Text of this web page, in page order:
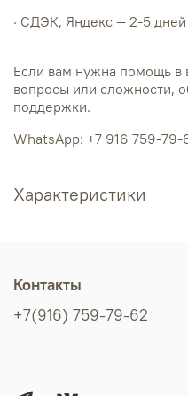
· СДЭК, Яндекс — 2-5 дней
Если вам нужна помощь в
вопросы или сложности,
поддержки.
WhatsApp: +7 916 759-79-
Характеристики
Контакты
+7(916) 759-79-62